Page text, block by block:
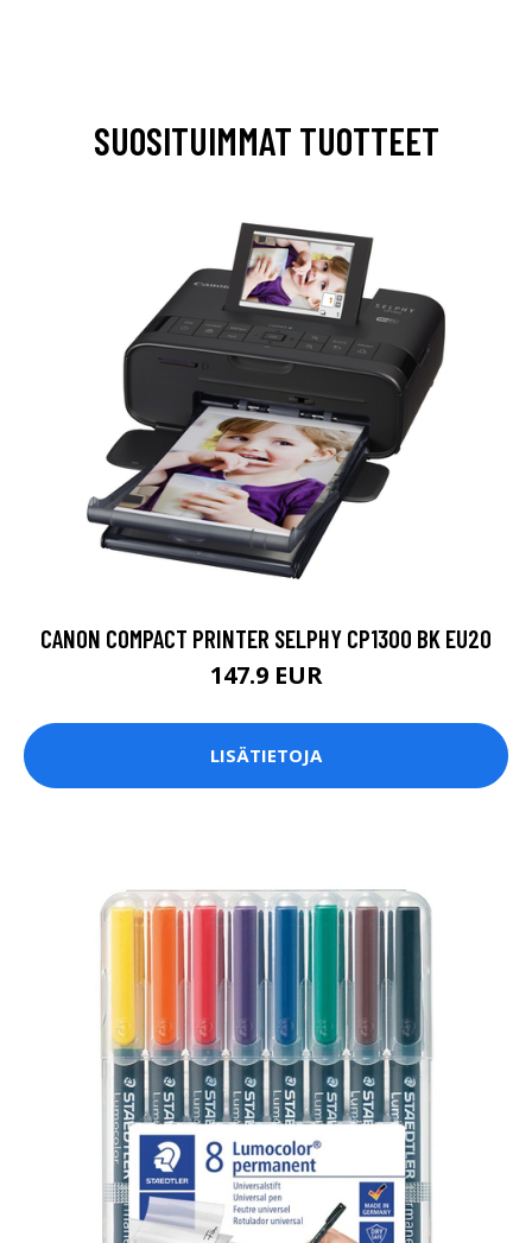
SUOSITUIMMAT TUOTTEET
CANON COMPACT PRINTER SELPHY CP1300 BK EU20
147.9 EUR
LISÄTIETOJA